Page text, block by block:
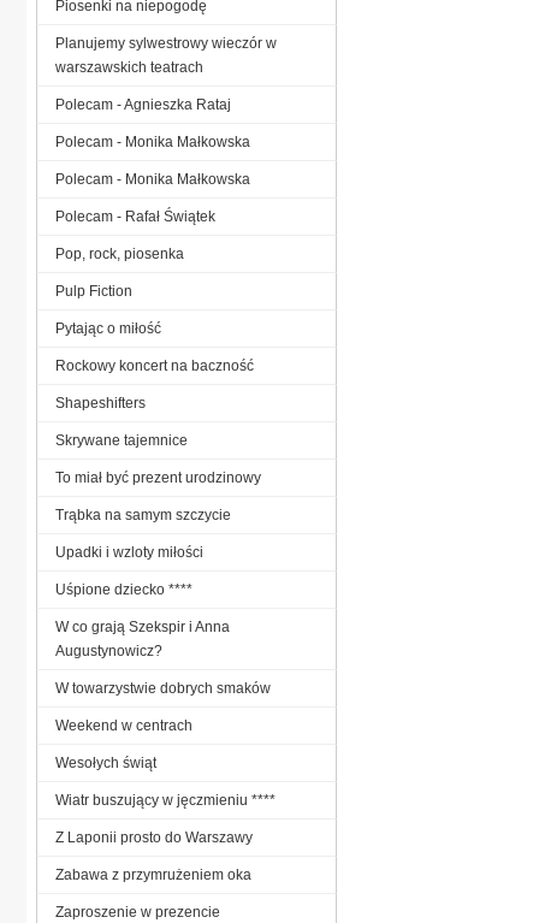
Piosenki na niepogodę
Planujemy sylwestrowy wieczór w
warszawskich teatrach
Polecam - Agnieszka Rataj
Polecam - Monika Małkowska
Polecam - Monika Małkowska
Polecam - Rafał Świątek
Pop, rock, piosenka
Pulp Fiction
Pytając o miłość
Rockowy koncert na baczność
Shapeshifters
Skrywane tajemnice
To miał być prezent urodzinowy
Trąbka na samym szczycie
Upadki i wzloty miłości
Uśpione dziecko ****
W co grają Szekspir i Anna
Augustynowicz?
W towarzystwie dobrych smaków
Weekend w centrach
Wesołych świąt
Wiatr buszujący w jęczmieniu ****
Z Laponii prosto do Warszawy
Zabawa z przymrużeniem oka
Zaproszenie w prezencie